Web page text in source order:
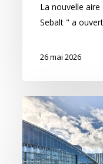
La nouvelle aire
Sebalt " a
26 mai 2026